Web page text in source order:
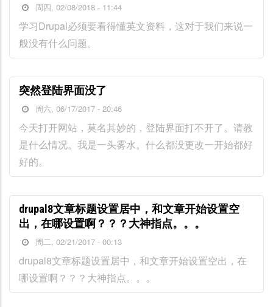
周四, 02/08/2018 - 11:44
学习Drupal必须要看得懂英文资料，这对于我们来说一
般没有什么问题。
突然登陆界面没了
周六, 06/17/2017 - 20:46
今天打开网站，莫名其妙的，登陆界面打不开了。请教
是什么情况。我是一头雾水。什么都没更改一开始都好
好的。
drupal8文章标题设置居中，和文章开始设置空
出，在哪设置啊？？？大神指点。。。
周二, 02/21/2017 - 00:13
drupal8文章标题设置居中，和文章开始设置空出，在
哪设置啊？？？大神指点。。。